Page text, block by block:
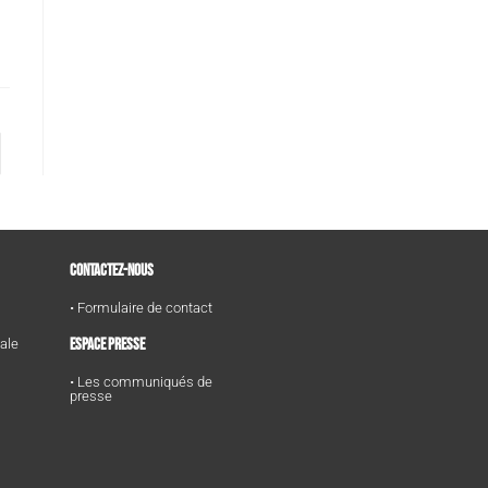
CONTACTEZ-NOUS
• Formulaire de contact
ESPACE PRESSE
• Les communiqués de
presse